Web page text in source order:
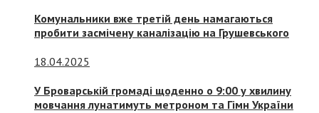
Комунальники вже третій день намагаються
пробити засмічену каналізацію на Грушевського
18.04.2025
У Броварській громаді щоденно о 9:00 у хвилину
мовчання лунатимуть метроном та Гімн України